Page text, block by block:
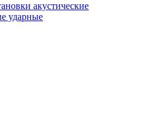
акустические
ударные